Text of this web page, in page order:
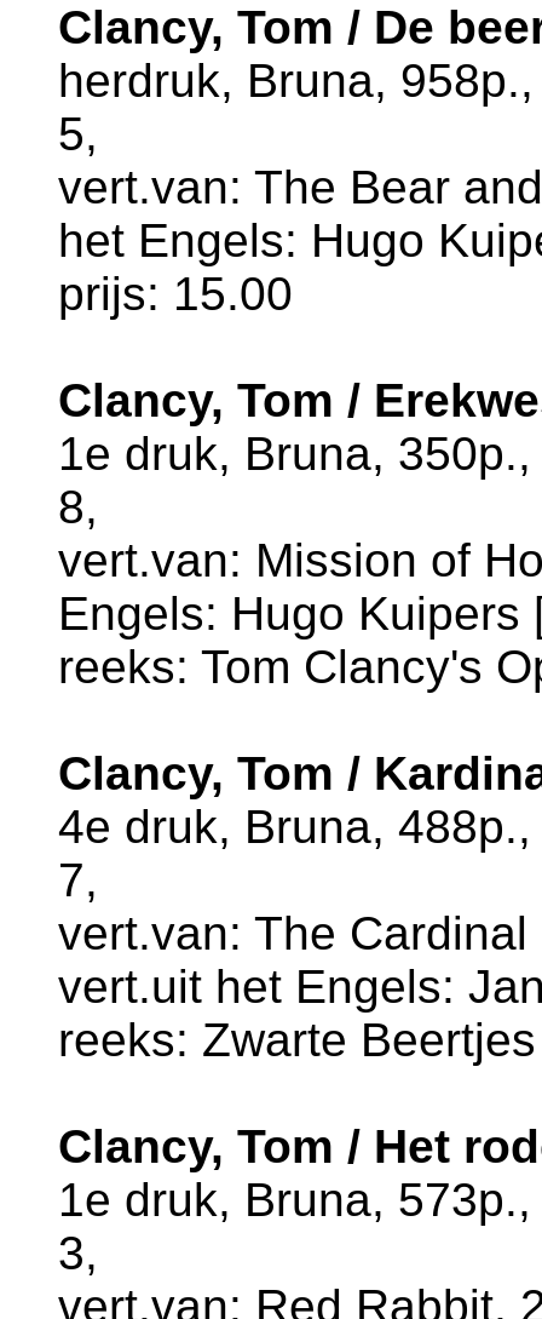
Clancy, Tom / De
herdruk, Bruna,
5,
vert.van: The Bear
het Engels: Hugo
prijs: 15.00
Clancy, Tom /
1e druk, Bruna,
8,
vert.van: Mission of
Engels: Hugo Kuipers
reeks: Tom Clancy's
Clancy, Tom /
4e druk, Bruna,
7,
vert.van: The
vert.uit het Engels:
reeks: Zwarte
Clancy, Tom / Het
1e druk, Bruna,
3,
vert.van: Red Rabbit,